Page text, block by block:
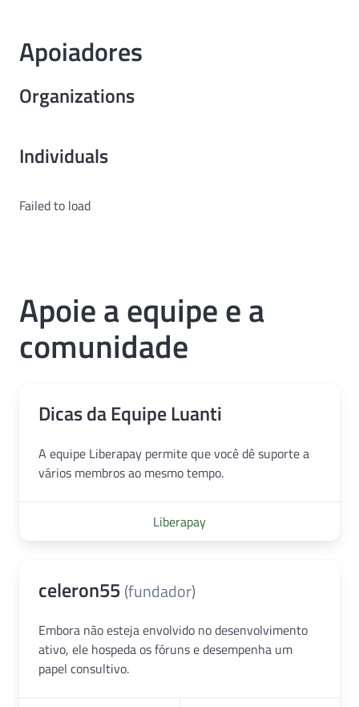
Apoiadores
Organizations
Individuals
Failed to load
Apoie a equipe e a
comunidade
Dicas da Equipe Luanti
A equipe Liberapay permite que você dê suporte a
vários membros ao mesmo tempo.
Liberapay
celeron55(fundador)
Embora não esteja envolvido no desenvolvimento
ativo, ele hospeda os fóruns e desempenha um
papel consultivo.